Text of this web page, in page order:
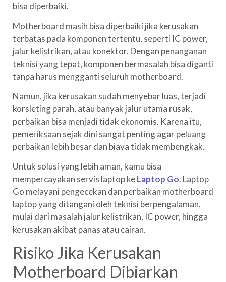
bisa diperbaiki.
Motherboard masih bisa diperbaiki jika kerusakan
terbatas pada komponen tertentu, seperti IC power,
jalur kelistrikan, atau konektor. Dengan penanganan
teknisi yang tepat, komponen bermasalah bisa diganti
tanpa harus mengganti seluruh motherboard.
Namun, jika kerusakan sudah menyebar luas, terjadi
korsleting parah, atau banyak jalur utama rusak,
perbaikan bisa menjadi tidak ekonomis. Karena itu,
pemeriksaan sejak dini sangat penting agar peluang
perbaikan lebih besar dan biaya tidak membengkak.
Untuk solusi yang lebih aman, kamu bisa
mempercayakan servis laptop keLaptop Go. Laptop
Go melayani pengecekan dan perbaikan motherboard
laptop yang ditangani oleh teknisi berpengalaman,
mulai dari masalah jalur kelistrikan, IC power, hingga
kerusakan akibat panas atau cairan.
Risiko Jika Kerusakan
Motherboard Dibiarkan